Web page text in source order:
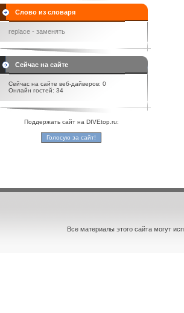
Слово из словаря
replace - заменять
Сейчас на сайте
Сейчас на сайте веб-дайверов: 0
Онлайн гостей: 34
Поддержать сайт на DIVEtop.ru:
Все материалы этого сайта могут